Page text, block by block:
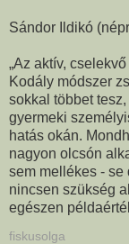
Sándor Ildikó
„Az aktív,
Kodály módszer
sokkal többet
gyermeki
hatás okán.
nagyon olcsón
sem mellékes - se
nincsen szükség
egészen
fiskusolga